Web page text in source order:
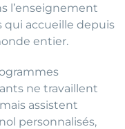
l’enseignement
qui accueille depuis
entier.
ne travaillent
assistent
personnalisés,